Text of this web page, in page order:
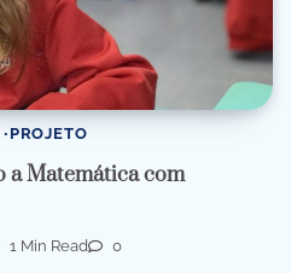
PROJETO
Matemática com
1 Min Read 0